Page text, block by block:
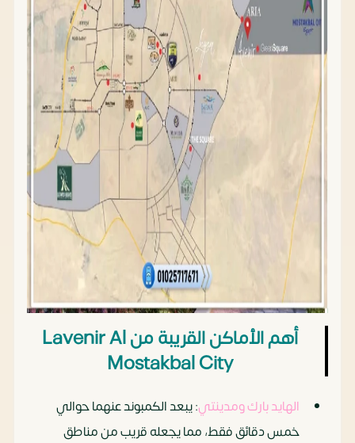
أهم الأماكن القريبة من Lavenir Al
Mostakbal City
الهايد بارك ومدينتي: يبعد الكمبوند عنهما حوالي
خمس دقائق فقط، مما يجعله قريب من مناطق